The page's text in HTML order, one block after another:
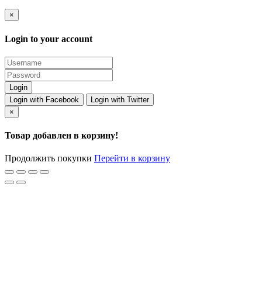
×
Login to your account
Login with Facebook
Login with Twitter
×
Товар добавлен в корзину!
Продолжить покупки Перейти в корзину